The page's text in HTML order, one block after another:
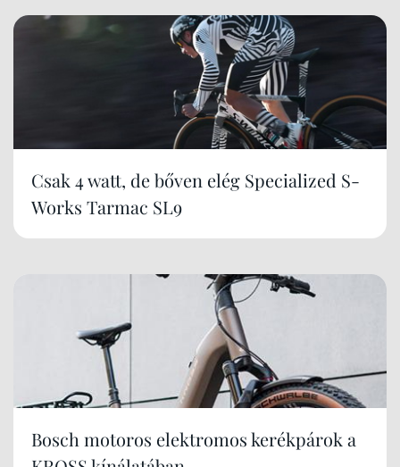
Csak 4 watt, de bőven elég Specialized S-
Works Tarmac SL9
Bosch motoros elektromos kerékpárok a